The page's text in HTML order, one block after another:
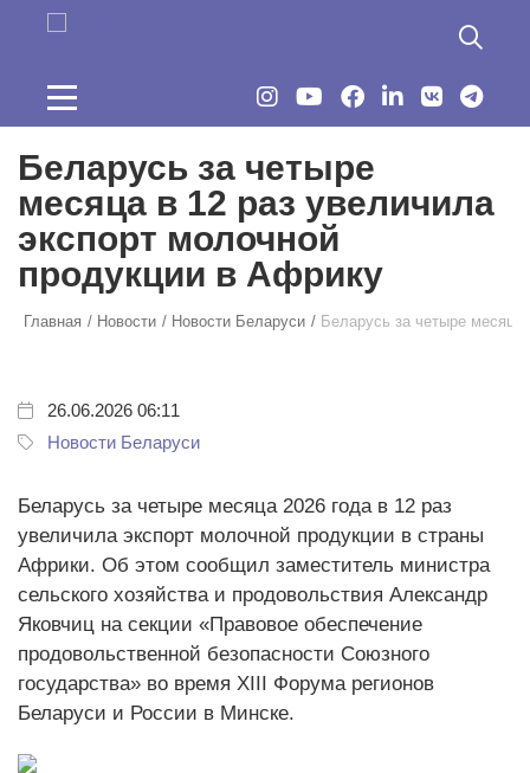
Перейти к основному содержанию
Беларусь за четыре
месяца в 12 раз увеличила
экспорт молочной
продукции в Африку
Главная Новости Новости Беларуси Беларусь за четыре
26.06.2026 06:11
Новости Беларуси
Беларусь за четыре месяца 2026 года в 12 раз
увеличила экспорт молочной продукции в страны
Африки. Об этом сообщил заместитель министра
сельского хозяйства и продовольствия Александр
Яковчиц на секции «Правовое обеспечение
продовольственной безопасности Союзного
государства» во время XIII Форума регионов
Беларуси и России в Минске.